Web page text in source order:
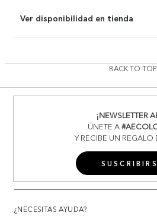
Ver disponibilidad en tienda
BACK TO TOP
¡NEWSLETTER
ÚNETE A
Y RECIBE UN REGALO
¿NECESITAS AYUDA?